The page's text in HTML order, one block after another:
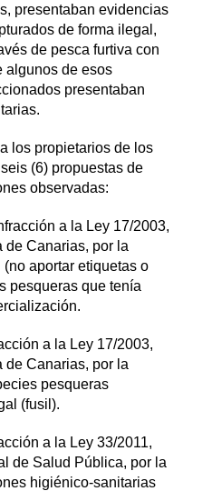
presentaban evidencias
de forma ilegal,
de pesca furtiva con
algunos de esos
presentaban
los propietarios de los
(6) propuestas de
observadas:
a la Ley 17/2003,
de Canarias, por la
aportar etiquetas o
pesqueras que tenía
a la Ley 17/2003,
de Canarias, por la
pesqueras
(fusil).
a la Ley 33/2011,
de Salud Pública, por la
higiénico-sanitarias